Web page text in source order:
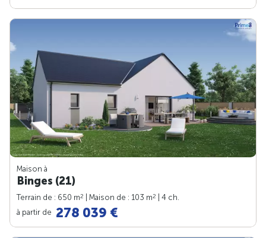
Maison à
Binges (21)
Terrain de : 650 m2 | Maison de : 103 m2
| 4 ch.
à partir de 278 039 €